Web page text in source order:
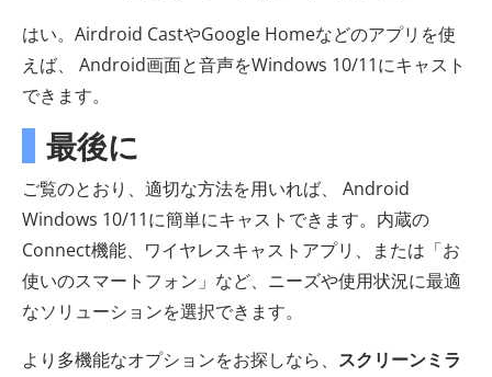
はい。Airdroid CastやGoogle Homeなどのアプリを使
えば、 Android画面と音声をWindows 10/11にキャスト
できます。
最後に
ご覧のとおり、適切な方法を用いれば、 Android
Windows 10/11に簡単にキャストできます。内蔵の
Connect機能、ワイヤレスキャストアプリ、または「お
使いのスマートフォン」など、ニーズや使用状況に最適
なソリューションを選択できます。
より多機能なオプションをお探しなら、 スクリーンミラ